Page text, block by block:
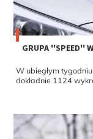
GRUPA ''SPEED''
W ubiegłym
dokładnie 1124